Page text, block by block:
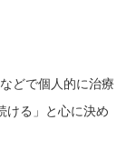
どで個人的に治療
ける」と心に決め